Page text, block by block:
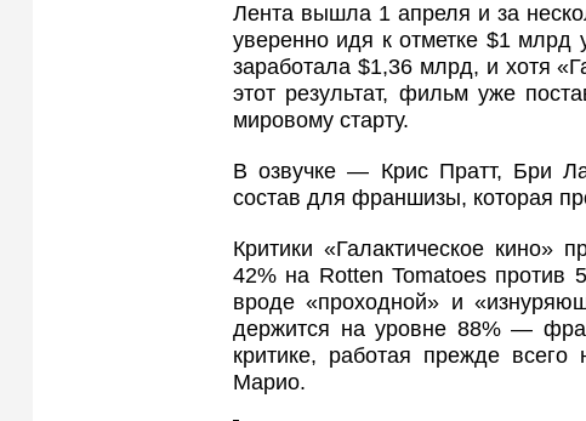
Лента вышла 1 апреля и за
уверенно идя к отметке $1
заработала $1,36 млрд, и хотя
этот результат, фильм уже
мировому старту.
В озвучке — Крис Пратт, Бри
состав для франшизы, которая
Критики «Галактическое кино»
42% на Rotten Tomatoes против
вроде «проходной» и
держится на уровне 88% —
критике, работая прежде
Марио.